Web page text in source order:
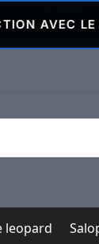
CODE
leopard